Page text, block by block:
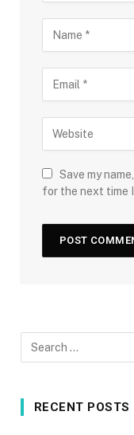
Save my
for the next time
RECENT POSTS